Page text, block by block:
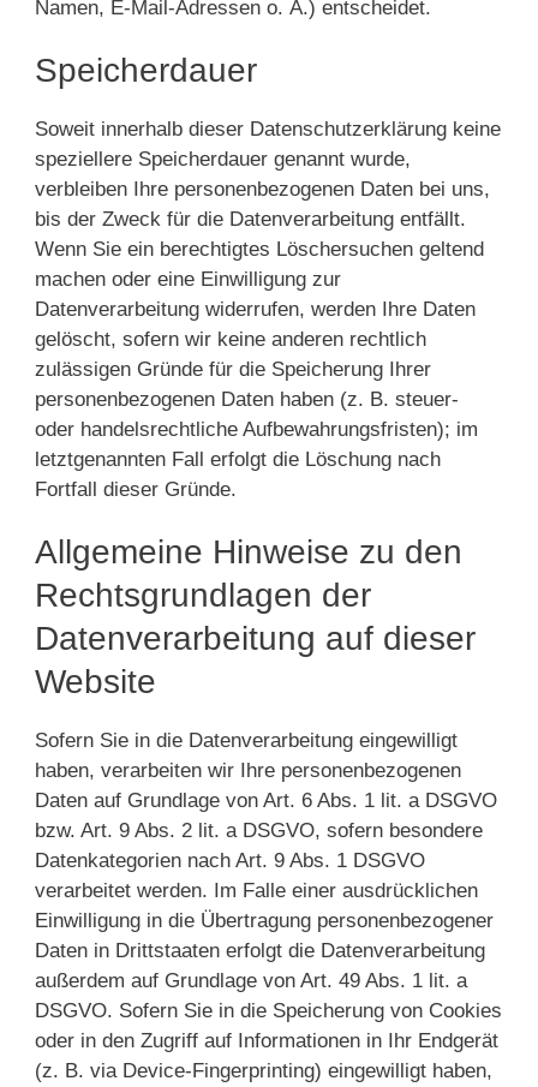
Namen, E-Mail-Adressen o. Ä.) entscheidet.
Speicherdauer
Soweit innerhalb dieser Datenschutzerklärung keine
speziellere Speicherdauer genannt wurde,
verbleiben Ihre personenbezogenen Daten bei uns,
bis der Zweck für die Datenverarbeitung entfällt.
Wenn Sie ein berechtigtes Löschersuchen geltend
machen oder eine Einwilligung zur
Datenverarbeitung widerrufen, werden Ihre Daten
gelöscht, sofern wir keine anderen rechtlich
zulässigen Gründe für die Speicherung Ihrer
personenbezogenen Daten haben (z. B. steuer-
oder handelsrechtliche Aufbewahrungsfristen); im
letztgenannten Fall erfolgt die Löschung nach
Fortfall dieser Gründe.
Allgemeine Hinweise zu den
Rechtsgrundlagen der
Datenverarbeitung auf dieser
Website
Sofern Sie in die Datenverarbeitung eingewilligt
haben, verarbeiten wir Ihre personenbezogenen
Daten auf Grundlage von Art. 6 Abs. 1 lit. a DSGVO
bzw. Art. 9 Abs. 2 lit. a DSGVO, sofern besondere
Datenkategorien nach Art. 9 Abs. 1 DSGVO
verarbeitet werden. Im Falle einer ausdrücklichen
Einwilligung in die Übertragung personenbezogener
Daten in Drittstaaten erfolgt die Datenverarbeitung
außerdem auf Grundlage von Art. 49 Abs. 1 lit. a
DSGVO. Sofern Sie in die Speicherung von Cookies
oder in den Zugriff auf Informationen in Ihr Endgerät
(z. B. via Device-Fingerprinting) eingewilligt haben,